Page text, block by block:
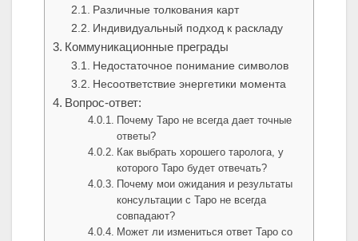
Различные толкования карт
Индивидуальный подход к раскладу
Коммуникационные преграды
Недостаточное понимание символов
Несоответствие энергетики момента
Вопрос-ответ:
Почему Таро не всегда дает точные
ответы?
Как выбрать хорошего таролога, у
которого Таро будет отвечать?
Почему мои ожидания и результаты
консультации с Таро не всегда
совпадают?
Может ли измениться ответ Таро со